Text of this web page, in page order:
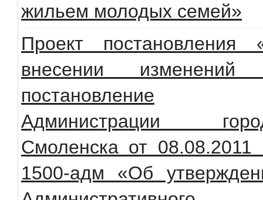
жильем молодых семей»
Проект постановления
внесении
постановление
Администрации
Смоленска от
1500-адм «Об